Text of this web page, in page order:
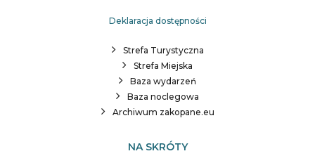
Deklaracja dostępności
Strefa Turystyczna
Strefa Miejska
Baza wydarzeń
Baza noclegowa
Archiwum zakopane.eu
NA SKRÓTY